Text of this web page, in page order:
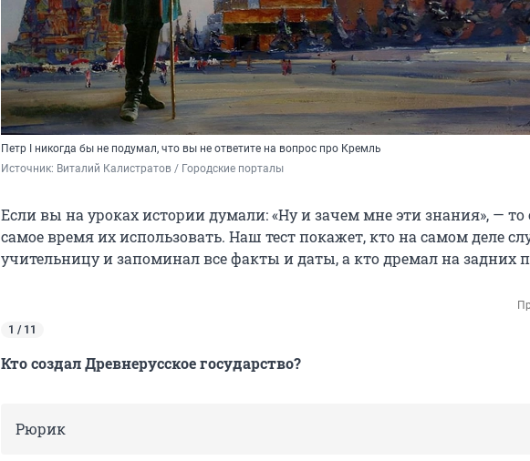
Петр I никогда бы не подумал, что вы не ответите на вопрос про Кремль
Источник: Виталий Калистратов / Городские порталы
Если вы на уроках истории думали: «Ну и зачем мне эти знания», — то
самое время их использовать. Наш тест покажет, кто на самом деле
учительницу и запоминал все факты и даты, а кто дремал на задних
1 / 11
Кто создал Древнерусское государство?
Рюрик